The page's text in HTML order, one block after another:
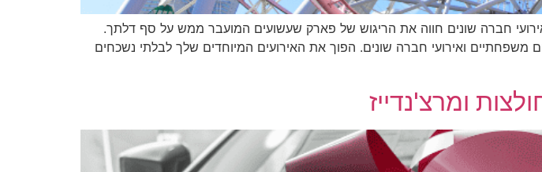
חברה שונים חווה את הריגוש של פארק שעשועים המועבר ממש על סף דלתך.
משפחתיים ואירועי חברה שונים. הפוך את האירועים המיוחדים שלך לבלתי נשכחים
ומרצ'נדייז